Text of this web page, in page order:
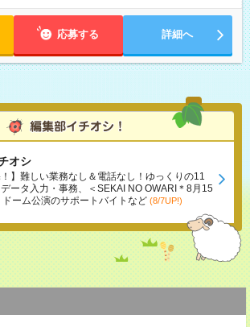
応募する 詳細へ
オシ
！】難しい業務なし＆電話なし！ゆっくりの11
ータ入力・事務、＜SEKAI NO OWARI＊8月15
ドーム公演のサポートバイトなど (8/7UP!)